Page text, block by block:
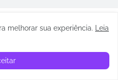
melhorar sua experiência.
Leia